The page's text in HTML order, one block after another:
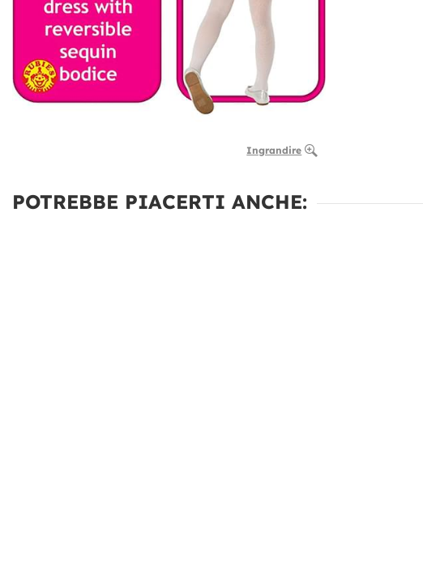
Ingrandire
POTREBBE PIACERTI ANCHE: